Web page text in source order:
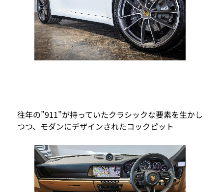
往年の”911”が持っていたクラシックな要素を生かし
つつ、モダンにデザインされたコックピット